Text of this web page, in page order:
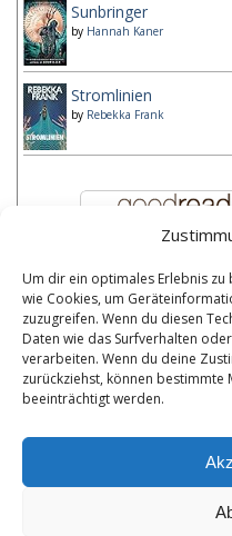
Um dir ein optimales Erlebnis
wie Cookies, um
zuzugreifen. Wenn du diesen
Daten wie das Surfverhalten
verarbeiten. Wenn du deine
zurückziehst, können bestimmte
beeinträchtigt werden.
Sunbringer
by Hannah Kaner
Stromlinien
by Rebekka Frank
Kategorien
Kategorien
Bibliothek
Meine Bibliothek durchsuchen